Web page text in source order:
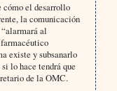
cómo el desarrollo
la comunicación
al
existe y subsanarlo
lo hace tendrá que
de la OMC.